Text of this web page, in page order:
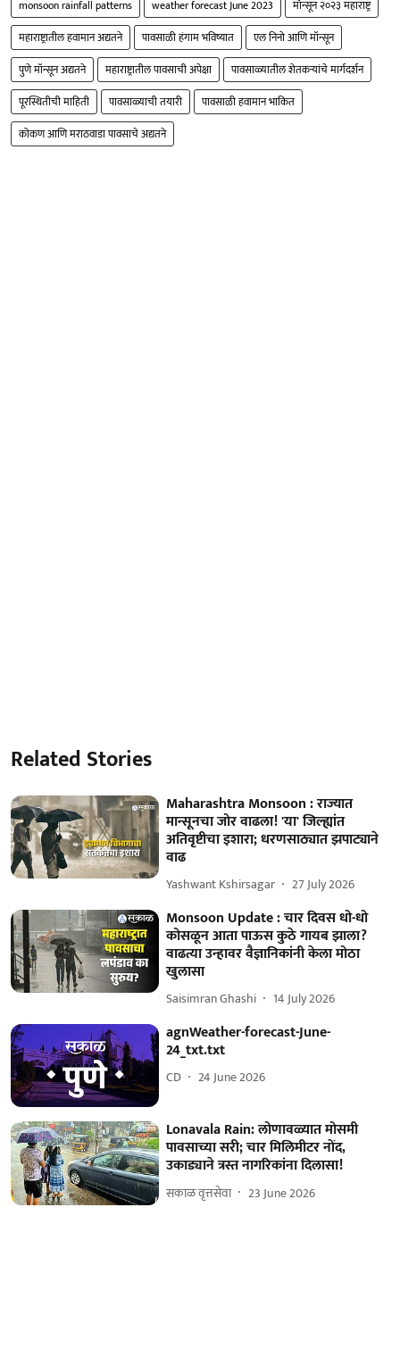
monsoon rainfall patterns weather forecast June 2023
मॉन्सून २०२३ महाराष्ट्र
महाराष्ट्रातील हवामान अद्यतने
पावसाळी हंगाम भविष्यात
एल निनो आणि मॉन्सून
पुणे मॉन्सून अद्यतने
महाराष्ट्रातील पावसाची अपेक्षा
पावसाळ्यातील शेतकऱ्यांचे मार्गदर्शन
पूरस्थितीची माहिती
पावसाळ्याची तयारी
पावसाळी हवामान भाकित
कोकण आणि मराठवाडा पावसाचे अद्यतने
Related Stories
Maharashtra Monsoon : राज्यात
मान्सूनचा जोर वाढला! 'या' जिल्ह्यांत
अतिवृष्टीचा इशारा; धरणसाठ्यात झपाट्याने
वाढ
Yashwant Kshirsagar 27 July 2026
Monsoon Update : चार दिवस धो-धो
कोसळून आता पाऊस कुठे गायब झाला?
वाढत्या उन्हावर वैज्ञानिकांनी केला मोठा
खुलासा
Saisimran Ghashi 14 July 2026
agnWeather-forecast-June-
24_txt.txt
CD 24 June 2026
Lonavala Rain: लोणावळ्यात मोसमी
पावसाच्या सरी; चार मिलिमीटर नोंद,
उकाड्याने त्रस्त नागरिकांना दिलासा!
सकाळ वृत्तसेवा 23 June 2026